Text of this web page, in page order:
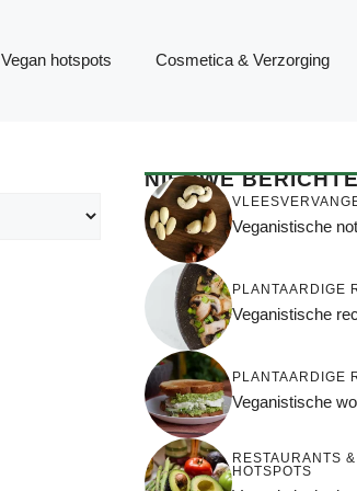
Vegan hotspots Cosmetica & Verzorging
NIEUWE
Veganistische
PLANTAARDIGE
Veganistische
PLANTAARDIGE
Veganistische
RESTAURANTS
HOTSPOTS